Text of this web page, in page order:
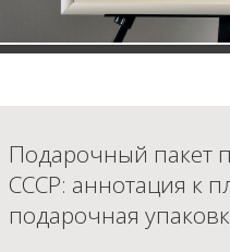
Подарочный пакет
СССР: аннотация к
подарочная